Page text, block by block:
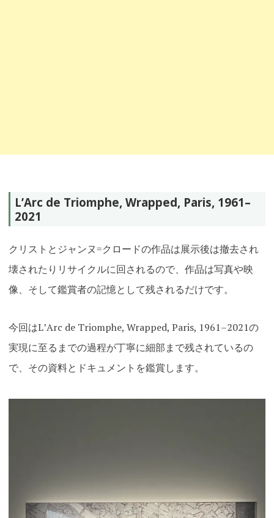
LʼArc de Triomphe, Wrapped, Paris, 1961–
2021
クリストとジャンヌ=クロードの作品は展示後は撤去され
壊されたりリサイクルに回されるので、作品は写真や映
像、そして鑑賞者の記憶として残されるだけです。
今回はLʼArc de Triomphe, Wrapped, Paris, 1961–2021の
実現に至るまでの過程が丁寧に細部まで残されているの
で、その資料とドキュメントを鑑賞します。